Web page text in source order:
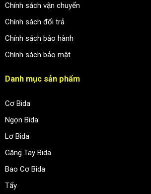
Chính sách vận chuyển
Chính sách đổi trả
Chính sách bảo hành
Chính sách bảo mật
Danh mục sản phẩm
Cơ Bida
Ngọn Bida
Lơ Bida
Găng Tay Bida
Bao Cơ Bida
Tẩy